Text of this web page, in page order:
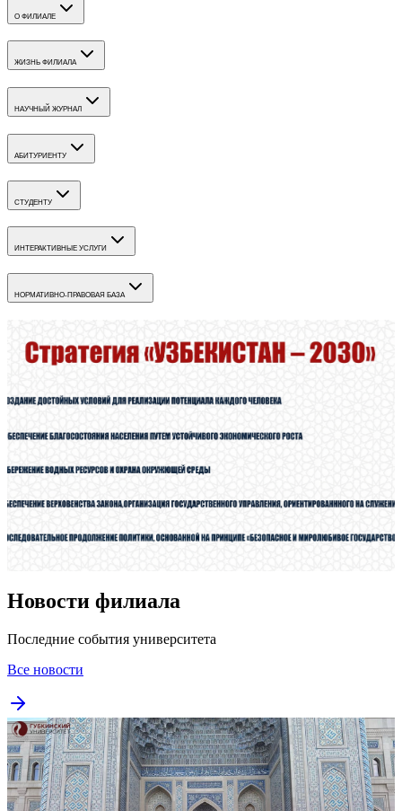
О ФИЛИАЛЕ
ЖИЗНЬ ФИЛИАЛА
НАУЧНЫЙ ЖУРНАЛ
АБИТУРИЕНТУ
СТУДЕНТУ
ИНТЕРАКТИВНЫЕ УСЛУГИ
НОРМАТИВНО-ПРАВОВАЯ БАЗА
Новости филиала
Последние события университета
Все новости